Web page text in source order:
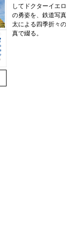
してドクターイエロ
の勇姿を、鉄道写
太による四季折々
真で綴る。